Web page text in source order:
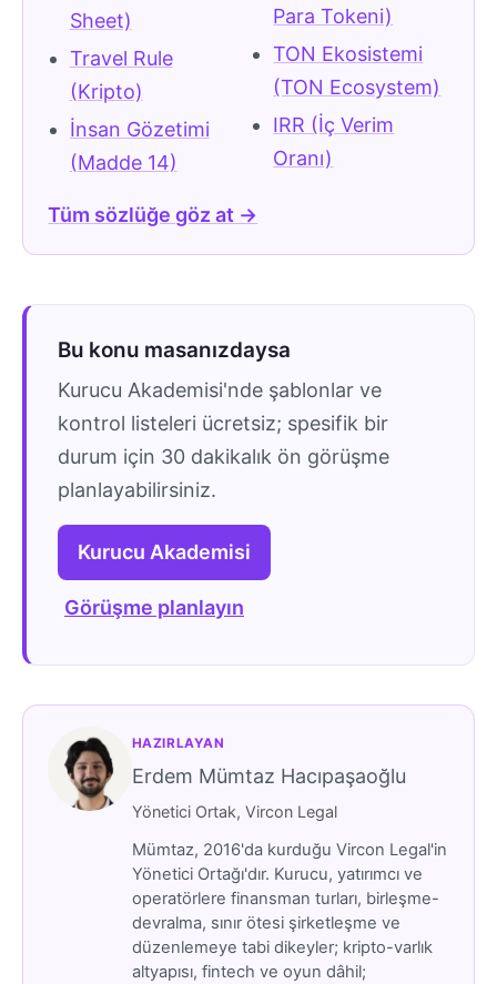
Sheet)
Travel Rule
(Kripto)
İnsan Gözetimi
(Madde 14)
Para Tokeni)
TON Ekosistemi
(TON Ecosystem)
IRR (İç Verim
Oranı)
Tüm sözlüğe göz at →
Bu konu masanızdaysa
Kurucu Akademisi'nde şablonlar ve
kontrol listeleri ücretsiz; spesifik bir
durum için 30 dakikalık ön görüşme
planlayabilirsiniz.
Kurucu Akademisi
Görüşme planlayın
HAZIRLAYAN
Erdem Mümtaz Hacıpaşaoğlu
Yönetici Ortak, Vircon Legal
Mümtaz, 2016'da kurduğu Vircon Legal'in
Yönetici Ortağı'dır. Kurucu, yatırımcı ve
operatörlere finansman turları, birleşme-
devralma, sınır ötesi şirketleşme ve
düzenlemeye tabi dikeyler; kripto-varlık
altyapısı, fintech ve oyun dâhil;